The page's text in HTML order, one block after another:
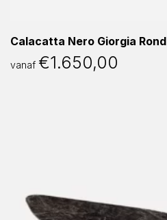
Calacatta Nero Giorgia Rond
vanaf €1.650,00